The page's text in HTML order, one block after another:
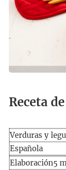
Receta
Verduras y
Española
Elaboración
Elaboración5